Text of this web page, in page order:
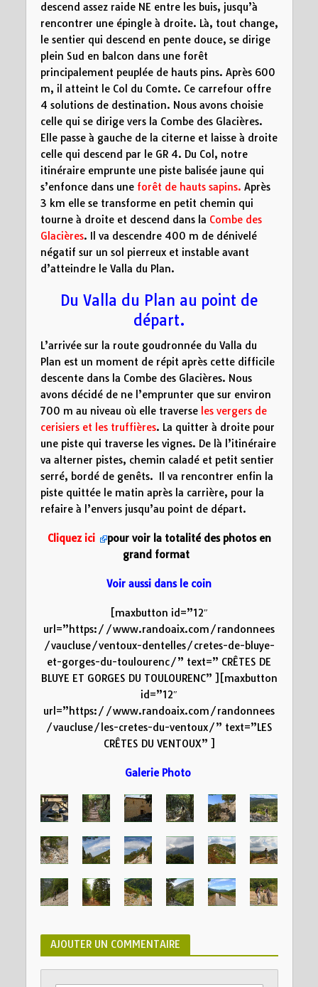
descend assez raide NE entre les buis, jusqu’à
rencontrer une épingle à droite. Là, tout change,
le sentier qui descend en pente douce, se dirige
plein Sud en balcon dans une forêt
principalement peuplée de hauts pins. Après 600
m, il atteint le Col du Comte. Ce carrefour offre
4 solutions de destination. Nous avons choisie
celle qui se dirige vers la Combe des Glacières.
Elle passe à gauche de la citerne et laisse à droite
celle qui descend par le GR 4. Du Col, notre
itinéraire emprunte une piste balisée jaune qui
s’enfonce dans une forêt de hauts sapins. Après
3 km elle se transforme en petit chemin qui
tourne à droite et descend dans la Combe des
Glacières. Il va descendre 400 m de dénivelé
négatif sur un sol pierreux et instable avant
d’atteindre le Valla du Plan.
Du Valla du Plan au point de
départ.
L’arrivée sur la route goudronnée du Valla du
Plan est un moment de répit après cette difficile
descente dans la Combe des Glacières. Nous
avons décidé de ne l’emprunter que sur environ
700 m au niveau où elle traverse les vergers de
cerisiers et les truffières. La quitter à droite pour
une piste qui traverse les vignes. De là l’itinéraire
va alterner pistes, chemin caladé et petit sentier
serré, bordé de genêts. Il va rencontrer enfin la
piste quittée le matin après la carrière, pour la
refaire à l’envers jusqu’au point de départ.
Cliquez ici
pour voir la totalité des photos en
grand format
Voir aussi dans le coin
[maxbutton id=”12″
url=”https://www.randoaix.com/randonnees
/vaucluse/ventoux-dentelles/cretes-de-bluye-
et-gorges-du-toulourenc/” text=” CRÊTES DE
BLUYE ET GORGES DU TOULOURENC” ][maxbutton
id=”12″
url=”https://www.randoaix.com/randonnees
/vaucluse/les-cretes-du-ventoux/” text=”LES
CRÊTES DU VENTOUX” ]
Galerie Photo
AJOUTER UN COMMENTAIRE